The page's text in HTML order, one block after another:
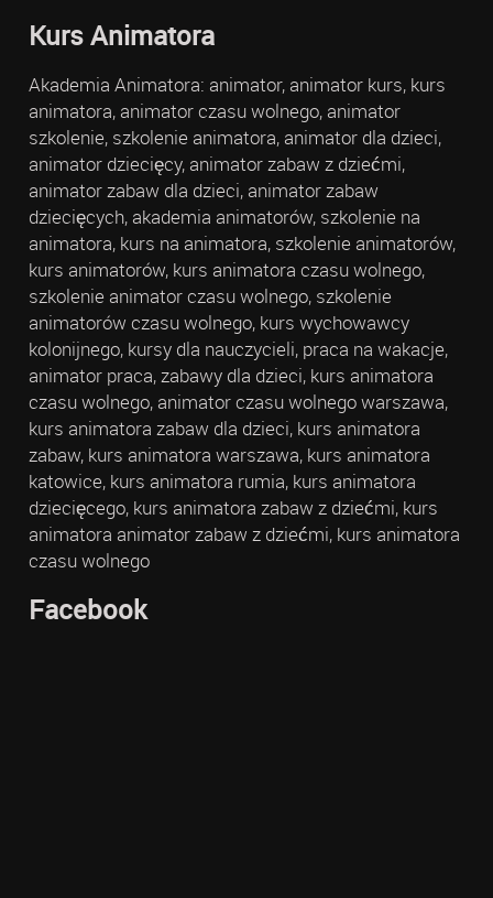
Kurs Animatora
Akademia Animatora: animator, animator kurs, kurs
animatora, animator czasu wolnego, animator
szkolenie, szkolenie animatora, animator dla dzieci,
animator dziecięcy, animator zabaw z dziećmi,
animator zabaw dla dzieci, animator zabaw
dziecięcych, akademia animatorów, szkolenie na
animatora, kurs na animatora, szkolenie animatorów,
kurs animatorów, kurs animatora czasu wolnego,
szkolenie animator czasu wolnego, szkolenie
animatorów czasu wolnego, kurs wychowawcy
kolonijnego, kursy dla nauczycieli, praca na wakacje,
animator praca, zabawy dla dzieci, kurs animatora
czasu wolnego, animator czasu wolnego warszawa,
kurs animatora zabaw dla dzieci, kurs animatora
zabaw, kurs animatora warszawa, kurs animatora
katowice, kurs animatora rumia, kurs animatora
dziecięcego, kurs animatora zabaw z dziećmi, kurs
animatora animator zabaw z dziećmi, kurs animatora
czasu wolnego
Facebook